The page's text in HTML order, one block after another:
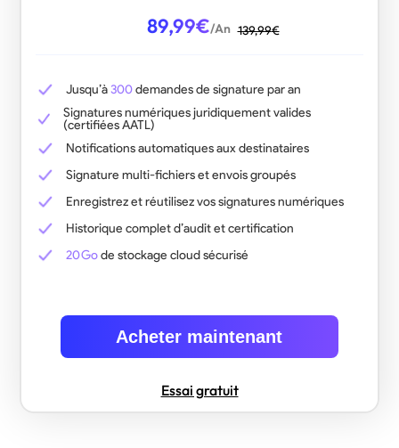
89,99€/An 139,99€
Jusqu’à300demandes de signature par an
Signatures numériques juridiquement valides
(certifiées AATL)
Notifications automatiques aux destinataires
Signature multi-fichiers et envois groupés
Enregistrez et réutilisez vos signatures numériques
Historique complet d’audit et certification
20 Gode stockage cloud sécurisé
Acheter maintenant
Essai gratuit